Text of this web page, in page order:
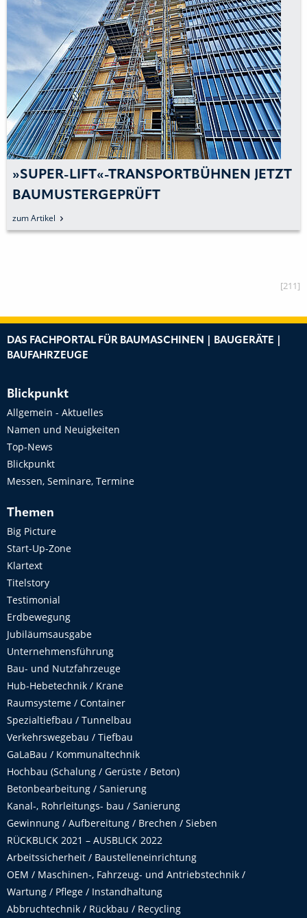
»SUPER-LIFT«-TRANSPORTBÜHNEN JETZT
BAUMUSTERGEPRÜFT
zum Artikel
[211]
DAS FACHPORTAL FÜR BAUMASCHINEN | BAUGERÄTE |
BAUFAHRZEUGE
Blickpunkt
Allgemein - Aktuelles
Namen und Neuigkeiten
Top-News
Blickpunkt
Messen, Seminare, Termine
Themen
Big Picture
Start-Up-Zone
Klartext
Titelstory
Testimonial
Erdbewegung
Jubiläumsausgabe
Unternehmensführung
Bau- und Nutzfahrzeuge
Hub-Hebetechnik / Krane
Raumsysteme / Container
Spezialtiefbau / Tunnelbau
Verkehrswegebau / Tiefbau
GaLaBau / Kommunaltechnik
Hochbau (Schalung / Gerüste / Beton)
Betonbearbeitung / Sanierung
Kanal-, Rohrleitungs- bau / Sanierung
Gewinnung / Aufbereitung / Brechen / Sieben
RÜCKBLICK 2021 – AUSBLICK 2022
Arbeitssicherheit / Baustelleneinrichtung
OEM / Maschinen-, Fahrzeug- und Antriebstechnik /
Wartung / Pflege / Instandhaltung
Abbruchtechnik / Rückbau / Recycling